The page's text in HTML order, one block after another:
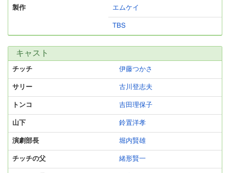
製作 エムケイ
TBS
キャスト
チッチ 伊藤つかさ
サリー 古川登志夫
トンコ 吉田理保子
山下 鈴置洋孝
演劇部長 堀内賢雄
チッチの父 緒形賢一